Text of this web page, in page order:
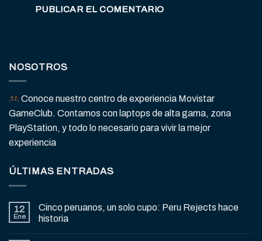
NOSOTROS
Conoce nuestro centro de experiencia Movistar
GameClub. Contamos con laptops de alta gama, zona
PlayStation, y todo lo necesario para vivir la mejor
experiencia
ÚLTIMAS ENTRADAS
12
Ene
Cinco peruanos, un solo cupo: Peru Rejects hace
historia